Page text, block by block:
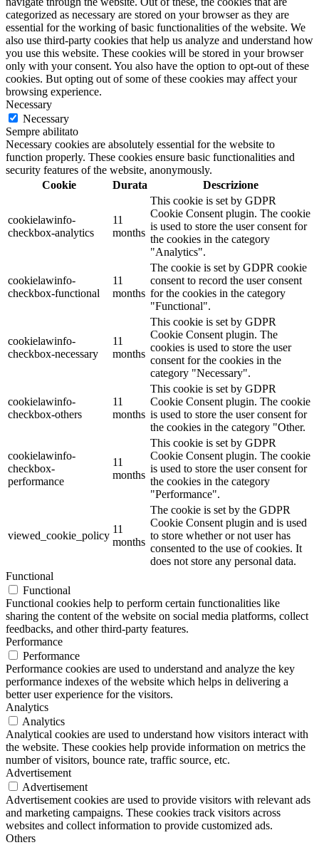
categorized as necessary are stored on your browser as they are
essential for the working of basic functionalities of the website. We
also use third-party cookies that help us analyze and understand how
you use this website. These cookies will be stored in your browser
only with your consent. You also have the option to opt-out of these
cookies. But opting out of some of these cookies may affect your
browsing experience.
Necessary
Necessary
Sempre abilitato
Necessary cookies are absolutely essential for the website to
function properly. These cookies ensure basic functionalities and
security features of the website, anonymously.
Cookie
Durata Descrizione
cookielawinfo-
checkbox-analytics
11
months
This cookie is set by GDPR
Cookie Consent plugin. The cookie
is used to store the user consent for
the cookies in the category
"Analytics".
cookielawinfo-
checkbox-functional
11
months
The cookie is set by GDPR cookie
consent to record the user consent
for the cookies in the category
"Functional".
cookielawinfo-
checkbox-necessary
11
months
This cookie is set by GDPR
Cookie Consent plugin. The
cookies is used to store the user
consent for the cookies in the
category "Necessary".
cookielawinfo-
checkbox-others
11
months
This cookie is set by GDPR
Cookie Consent plugin. The cookie
is used to store the user consent for
the cookies in the category "Other.
cookielawinfo-
checkbox-
performance
11
months
This cookie is set by GDPR
Cookie Consent plugin. The cookie
is used to store the user consent for
the cookies in the category
"Performance".
viewed_cookie_policy
11
months
The cookie is set by the GDPR
Cookie Consent plugin and is used
to store whether or not user has
consented to the use of cookies. It
does not store any personal data.
Functional
Functional
Functional cookies help to perform certain functionalities like
sharing the content of the website on social media platforms, collect
feedbacks, and other third-party features.
Performance
Performance
Performance cookies are used to understand and analyze the key
performance indexes of the website which helps in delivering a
better user experience for the visitors.
Analytics
Analytics
Analytical cookies are used to understand how visitors interact with
the website. These cookies help provide information on metrics the
number of visitors, bounce rate, traffic source, etc.
Advertisement
Advertisement
Advertisement cookies are used to provide visitors with relevant ads
and marketing campaigns. These cookies track visitors across
websites and collect information to provide customized ads.
Others